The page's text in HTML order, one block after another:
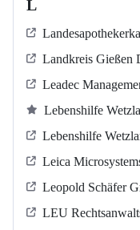
L
Landkreis Gießen
Leadec
Lebenshilfe
Lebenshilfe
Leica
Leopold Schäfer
LEU